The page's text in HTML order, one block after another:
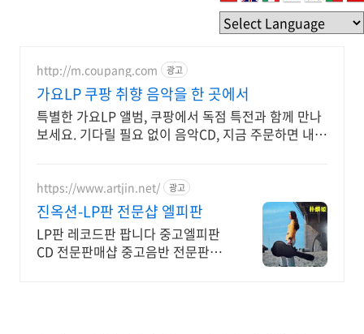
정아, 나미, 양희은, 이..
http://m.coupang.com 광고
가요LP 쿠팡 취향 음악을 한 곳에서
특별한 가요LP 앨범, 쿠팡에서 독점 특전과 함께 만나
보세요. 기다릴 필요 없이 음악CD, 지금 주문하면 내일
https://www.artjin.net/ 광고
진옥션-LP판 전문샵 엘피판
LP판 레코드판 팝니다 중고엘피판
CD 전문판매샵 중고음반 전문판매